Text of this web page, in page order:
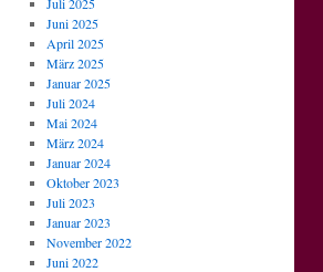
Juni 2025
April 2025
März 2025
Januar 2025
Juli 2024
Mai 2024
März 2024
Januar 2024
Oktober 2023
Juli 2023
Januar 2023
November 2022
Juni 2022